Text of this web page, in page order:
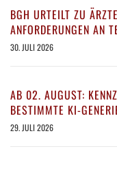
BGH URTEILT ZU
ANFORDERUNGEN AN
30. JULI 2026
AB 02. AUGUST:
BESTIMMTE KI-
29. JULI 2026